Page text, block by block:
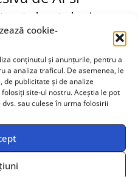
cookie-
conținutul și anunțurile, pentru a
a analiza traficul. De asemenea, le
publicitate și de analize
site-ul nostru. Aceștia le pot
sau culese în urma folosirii
tehnice
sa devina excesiv de
codului IaC,
tehnice
Un inginer DevOps care
modelul de stare,
corect codul generat
complexe si nu va
informate. AI trebuie